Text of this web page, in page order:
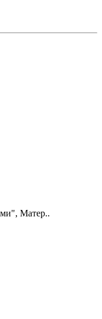
Матер..